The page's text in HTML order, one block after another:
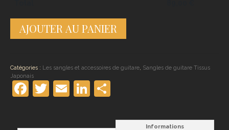
Sangle
noire
AJOUTER AU PANIER
Catégories : Les sangles et accessoires de guitare Sangles de guitare Tissus
Japonais
Facebook
Twitter
EmailLinkedIn
Informations